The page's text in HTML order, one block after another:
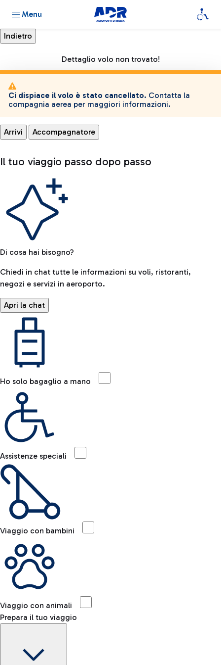
Menu
Dettaglio volo non trovato!
Ci dispiace il volo è stato cancellato. Contatta la
compagnia aerea per maggiori informazioni.
Arrivi Accompagnatore
Il tuo viaggio passo dopo passo
Di cosa hai bisogno?
Chiedi in chat tutte le informazioni su voli, ristoranti,
negozi e servizi in aeroporto.
Apri la chat
Ho solo bagaglio a mano
Assistenze speciali
Viaggio con bambini
Viaggio con animali
Prepara il tuo viaggio